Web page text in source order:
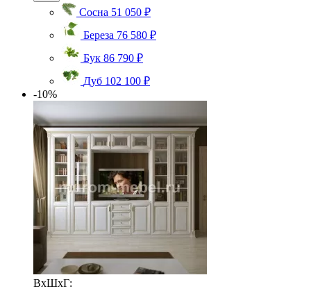
Сосна 51 050 ₽
Береза 76 580 ₽
Бук 86 790 ₽
Дуб 102 100 ₽
-10%
ВхШхГ: